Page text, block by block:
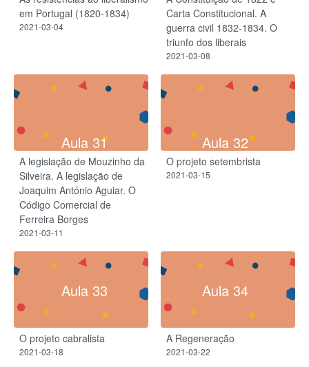
em Portugal (1820-1834)
2021-03-04
Carta Constitucional. A
guerra civil 1832-1834. O
triunfo dos liberais
2021-03-08
Aula 31
A legislação de Mouzinho da
Silveira. A legislação de
Joaquim António Aguiar. O
Código Comercial de
Ferreira Borges
2021-03-11
Aula 32
O projeto setembrista
2021-03-15
Aula 33
O projeto cabralista
2021-03-18
Aula 34
A Regeneração
2021-03-22